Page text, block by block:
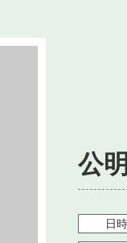
公
日時